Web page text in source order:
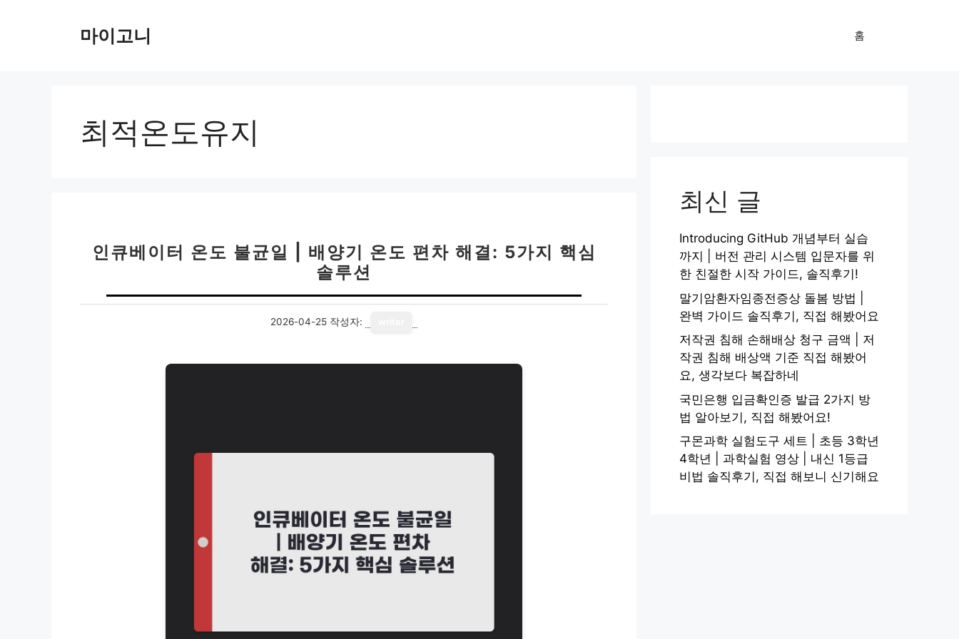
마이고니 홈
최적온도유지
인큐베이터 온도 불균일 | 배양기 온도 편차 해결: 5가지 핵심
솔루션
2026-04-25 작성자:
최신 글
Introducing GitHub 개념부터 실습
까지 | 버전 관리 시스템 입문자를 위
한 친절한 시작 가이드, 솔직후기!
말기암환자임종전증상 돌봄 방법 |
완벽 가이드 솔직후기, 직접 해봤어요
저작권 침해 손해배상 청구 금액 | 저
작권 침해 배상액 기준 직접 해봤어
요, 생각보다 복잡하네
국민은행 입금확인증 발급 2가지 방
법 알아보기, 직접 해봤어요!
구몬과학 실험도구 세트 | 초등 3학년
4학년 | 과학실험 영상 | 내신 1등급
비법 솔직후기, 직접 해보니 신기해요